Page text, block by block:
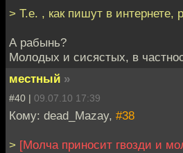
> Т.е. , как пишут в интернете,
А рабынь?
Молодых и сисястых, в
местный »
#40 | 09.07.10 17:39
Кому: dead_Mazay, #38
> [Молча приносит гвозди и